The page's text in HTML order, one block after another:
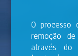
O processo
remoção
através do